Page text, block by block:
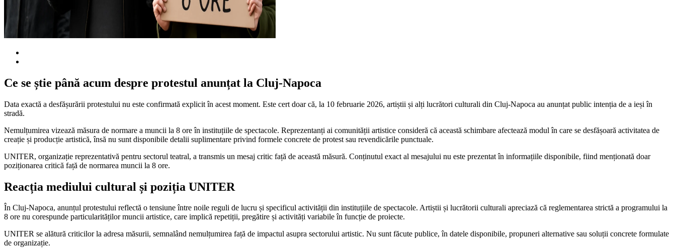
Ce se știe până acum despre protestul anunțat la Cluj-Napoca
Data exactă a desfășurării protestului nu este confirmată explicit în acest moment. Este cert doar că, la 10 februarie 2026, artiștii și alți lucrători culturali din Cluj-Napoca au anunțat public intenția de a ieși în
stradă.
Nemulțumirea vizează măsura de normare a muncii la 8 ore în instituțiile de spectacole. Reprezentanți ai comunității artistice consideră că această schimbare afectează modul în care se desfășoară activitatea de
creație și producție artistică, însă nu sunt disponibile detalii suplimentare privind formele concrete de protest sau revendicările punctuale.
UNITER, organizație reprezentativă pentru sectorul teatral, a transmis un mesaj critic față de această măsură. Conținutul exact al mesajului nu este prezentat în informațiile disponibile, fiind menționată doar
poziționarea critică față de normarea muncii la 8 ore.
Reacția mediului cultural și poziția UNITER
În Cluj-Napoca, anunțul protestului reflectă o tensiune între noile reguli de lucru și specificul activității din instituțiile de spectacole. Artiștii și lucrătorii culturali apreciază că reglementarea strictă a programului la
8 ore nu corespunde particularităților muncii artistice, care implică repetiții, pregătire și activități variabile în funcție de proiecte.
UNITER se alătură criticilor la adresa măsurii, semnalând nemulțumirea față de impactul asupra sectorului artistic. Nu sunt făcute publice, în datele disponibile, propuneri alternative sau soluții concrete formulate
de organizație.